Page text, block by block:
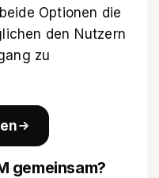
Optionen die
den Nutzern
zu
gemeinsam?